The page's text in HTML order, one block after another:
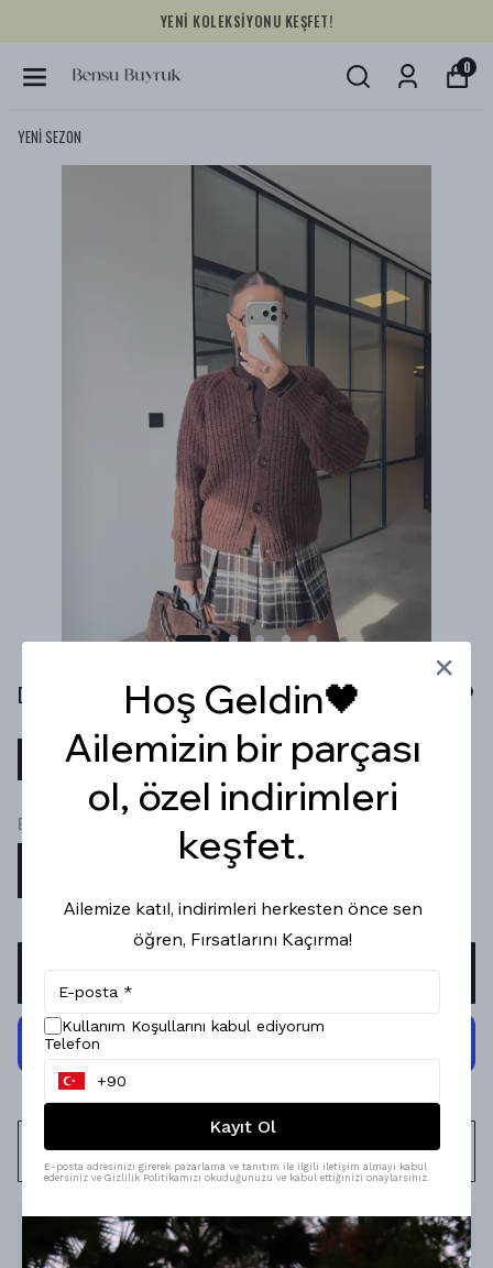
YENİ KOLEKSİYONU KEŞFET!
0
YENİ SEZON
DÜĞMELİ SELANİK ÖRGÜ KAHVERENGİ HIRKA
₺ 1,149.99
₺ 804.99
Beden
SEPETE EKLE
WHATSAPP
Ürün Açıklaması
Model Ölçüleri : 167cm/53kg
Hoş Geldin🖤
Ailemizin bir parçası
ol, özel indirimleri
keşfet.
Ailemize katıl, indirimleri herkesten önce sen
öğren, Fırsatlarını Kaçırma!
Kullanım Koşullarını kabul ediyorum
Telefon
Kayıt Ol
E-posta adresinizi girerek pazarlama ve tanıtım ile ilgili iletişim almayı kabul
edersiniz ve Gizlilik Politikamızı okuduğunuzu ve kabul ettiğinizi onaylarsınız.